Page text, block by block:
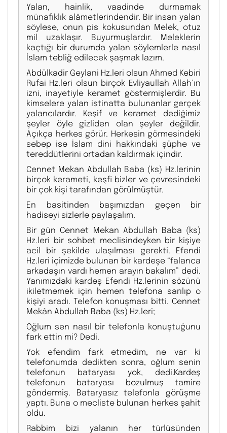
Yalan, hainlik, vaadinde durmamak
münafıklık alâmetlerindendir. Bir insan yalan
söylese, onun pis kokusundan Melek, otuz
mil uzaklaşır. Buyurmuşlardır. Meleklerin
kaçtığı bir durumda yalan söylemlerle nasıl
İslam tebliğ edilecek şaşmak lazım.
Abdülkadir Geylani Hz.leri olsun Ahmed Kebiri
Rufai Hz.leri olsun birçok Evliyaullah Allah’ın
izni, inayetiyle keramet göstermişlerdir. Bu
kimselere yalan istinatta bulunanlar gerçek
yalancılardır. Keşif ve keramet dediğimiz
şeyler öyle gizliden olan şeyler değildir.
Açıkça herkes görür. Herkesin görmesindeki
sebep ise İslam dini hakkındaki şüphe ve
tereddütlerini ortadan kaldırmak içindir.
Cennet Mekan Abdullah Baba (ks) Hz.lerinin
birçok kerameti, keşfi bizler ve çevresindeki
bir çok kişi tarafından görülmüştür.
En basitinden başımızdan geçen bir
hadiseyi sizlerle paylaşalım.
Bir gün Cennet Mekan Abdullah Baba (ks)
Hz.leri bir sohbet meclisindeyken bir kişiye
acil bir şekilde ulaşılması gerekti. Efendi
Hz.leri içimizde bulunan bir kardeşe “falanca
arkadaşın vardı hemen arayın bakalım” dedi.
Yanımızdaki kardeş Efendi Hz.lerinin sözünü
ikiletmemek için hemen telefona sarılıp o
kişiyi aradı. Telefon konuşması bitti. Cennet
Mekân Abdullah Baba (ks) Hz.leri;
Oğlum sen nasıl bir telefonla konuştuğunu
fark ettin mi? Dedi.
Yok efendim fark etmedim, ne var ki
telefonumda dedikten sonra, oğlum senin
telefonun bataryası yok, dedi.Kardeş
telefonun bataryası bozulmuş tamire
göndermiş. Bataryasız telefonla görüşme
yaptı. Buna o mecliste bulunan herkes şahit
oldu.
Rabbim bizi yalanın her türlüsünden